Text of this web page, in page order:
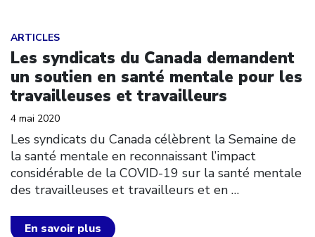
ARTICLES
Les syndicats du Canada demandent
un soutien en santé mentale pour les
travailleuses et travailleurs
4 mai 2020
Les syndicats du Canada célèbrent la Semaine de
la santé mentale en reconnaissant l’impact
considérable de la COVID-19 sur la santé mentale
des travailleuses et travailleurs et en …
En savoir plus
Click to open the link